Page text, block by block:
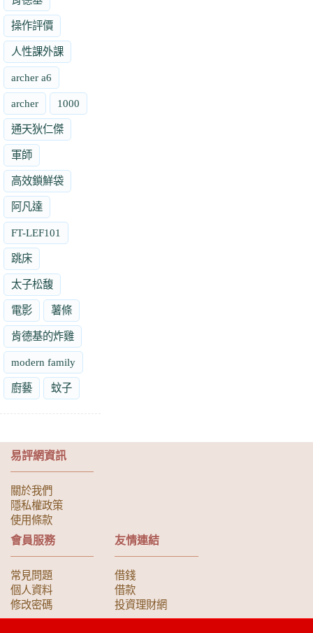
操作評價
人性課外課
archer a6
archer 1000
通天狄仁傑
軍師
高效鎖鮮袋
阿凡達
FT-LEF101
跳床
太子松馥
電影 薯條
肯德基的炸雞
modern family
廚藝 蚊子
易評網資訊
關於我們
隱私權政策
使用條款
會員服務
常見問題
個人資料
修改密碼
友情連結
借錢
借款
投資理財網